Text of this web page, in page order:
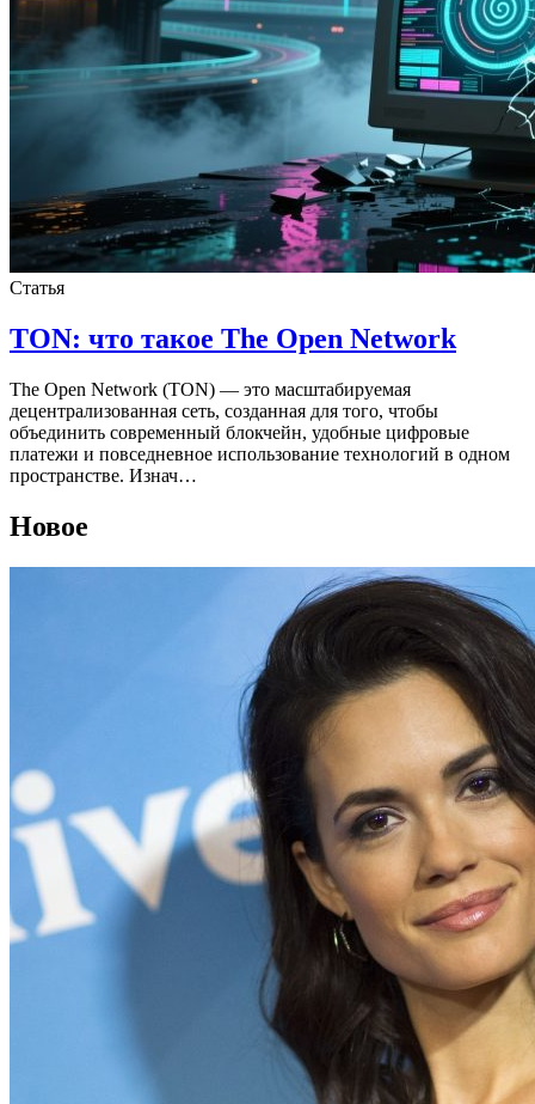
Статья
TON: что такое The Open Network
The Open Network (TON) — это масштабируемая
децентрализованная сеть, созданная для того, чтобы
объединить современный блокчейн, удобные цифровые
платежи и повседневное использование технологий в одном
пространстве. Изнач…
Новое